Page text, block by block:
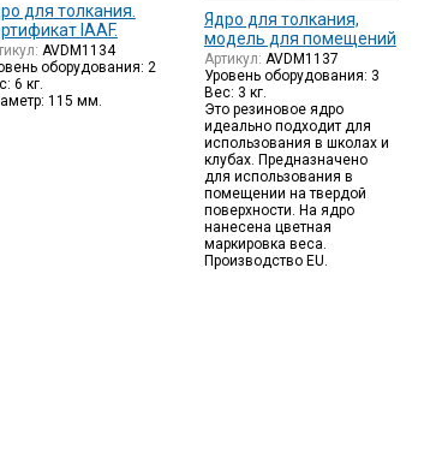
для толкания.
IAAF.
AVDM1134
оборудования: 2
6 кг.
115 мм.
Ядро для толкания,
модель для помещений
Артикул: AVDM1137
Уровень оборудования: 3
Вес: 3 кг.
Это резиновое ядро
идеально подходит для
использования в школах и
клубах. Предназначено
для использования в
помещении на твердой
поверхности. На ядро
нанесена цветная
маркировка веса.
Производство EU.